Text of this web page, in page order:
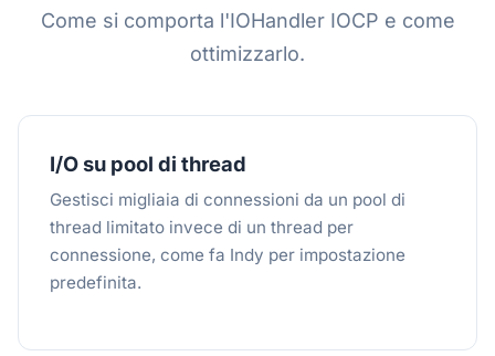
Come si comporta l'IOHandler IOCP e come
ottimizzarlo.
I/O su pool di thread
Gestisci migliaia di connessioni da un pool di
thread limitato invece di un thread per
connessione, come fa Indy per impostazione
predefinita.